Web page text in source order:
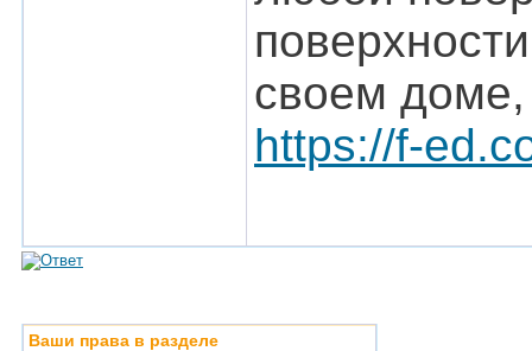
своем
https://f-
Ваши права в разделе